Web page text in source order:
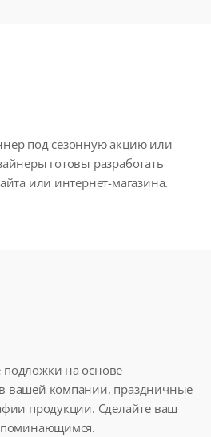
под сезонную акцию или
готовы разработать
или интернет-магазина.
на основе
вашей компании, праздничные
продукции. Сделайте ваш